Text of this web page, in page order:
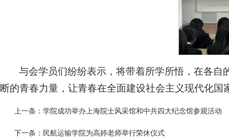
与会学员们纷纷表示，将带着所学所悟，在各
断的青春力量，让青春在全面建设社会主义现代化
上一条： 学院成功举办上海院士风采馆和中共四大纪念馆参观活动
下一条： 民航运输学院为高婷老师举行荣休仪式